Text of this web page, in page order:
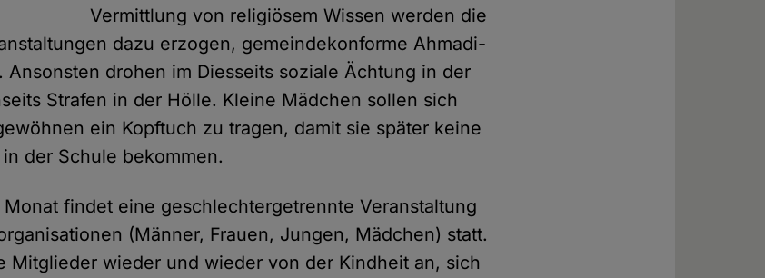
Vermittlung von religiösem Wissen werden die
dazu erzogen, gemeindekonforme Ahmadi-
drohen im Diesseits soziale Ächtung in der
Strafen in der Hölle. Kleine Mädchen sollen sich
ein Kopftuch zu tragen, damit sie später keine
der Schule bekommen.
findet eine geschlechtergetrennte Veranstaltung
(Männer, Frauen, Jungen, Mädchen) statt.
Mitglieder wieder und wieder von der Kindheit an, sich